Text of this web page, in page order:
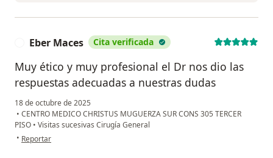
Eber Maces Cita verificada
Muy ético y muy profesional el Dr nos dio las
respuestas adecuadas a nuestras dudas
18 de octubre de 2025
• CENTRO MEDICO CHRISTUS MUGUERZA SUR CONS 305 TERCER
PISO • Visitas sucesivas Cirugía General
• en opinión del usuario Eber Maces
Reportar